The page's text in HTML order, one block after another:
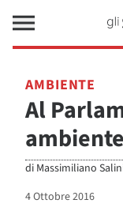
AMBIENTE
Al
di Massimiliano
4 Ottobre 2016